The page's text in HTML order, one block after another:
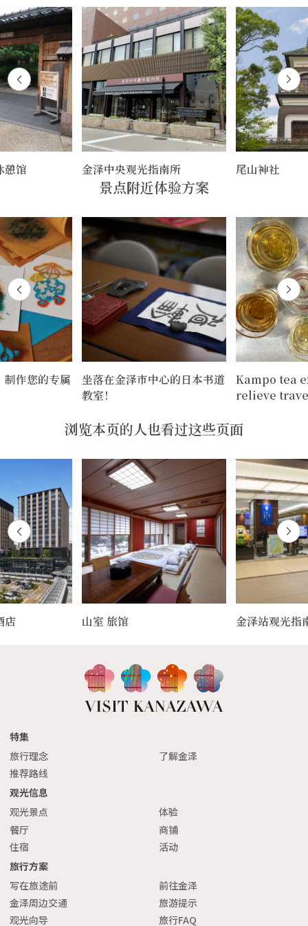
憩馆 金泽中央观光指南所 尾山神社
景点附近体验方案
制作您的专属
坐落在金泽市中心的日本书道
教室！
Kampo tea
relieve
浏览本页的人也看过这些页面
店 山室 旅馆 金泽站观光指
特集
旅行理念
了解金泽
推荐路线
观光信息
观光景点
体验
餐厅
商铺
住宿
活动
旅行方案
写在旅途前
前往金泽
金泽周边交通
旅游提示
观光向导
旅行FAQ